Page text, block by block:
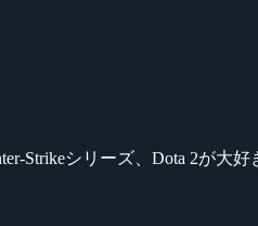
Strikeシリーズ、Dota 2が